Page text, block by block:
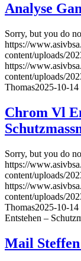
Analyse
Sorry, but you do
https://
content/uploads/
https://
content/uploads/
Thomas2025-10-14
Chrom Vl
Sorry, but you do
https://
content/uploads/
https://
content/uploads/
Thomas2025-10-14
Entstehen –
Mail